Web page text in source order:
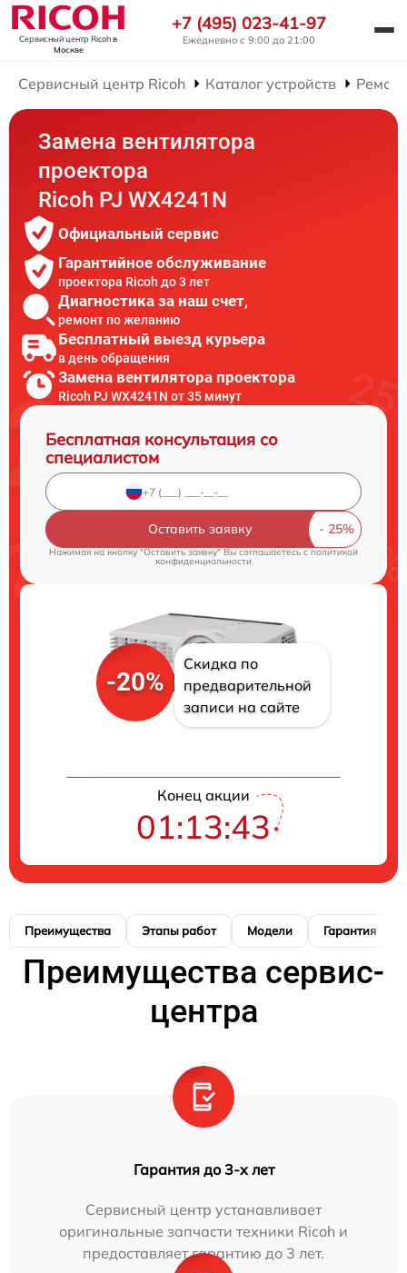
Сервисный центр Ricohв
Москве
+7 (495) 023-41-97
Ежедневно с 9:00 до 21:00
Сервисный центр Ricoh Каталог устройств
Замена вентилятора
проектора
Ricoh PJ WX4241N
Официальный сервис
Гарантийное обслуживание
проектора Ricoh до 3 лет
Диагностика за наш счет,
ремонт по желанию
Бесплатный выезд курьера
в день обращения
Замена вентилятора проектора
Ricoh PJ WX4241N от 35 минут
Бесплатная консультация со
специалистом
Оставить заявку
Нажимая на кнопку "Оставить заявку" Вы соглашаетесь c политикой
конфиденциальности
-20%
Скидка по
предварительной
записи на сайте
Конец акции
01:13:41
Преимущества Этапы работ Модели Гарантия
Преимущества сервис-
центра
Гарантия до 3-х лет
Сервисный центр устанавливает
оригинальные запчасти техники Ricoh и
предоставляет гарантию до 3 лет.